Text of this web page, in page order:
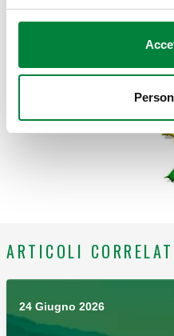
ARTICOLI
24 Giugno 2026